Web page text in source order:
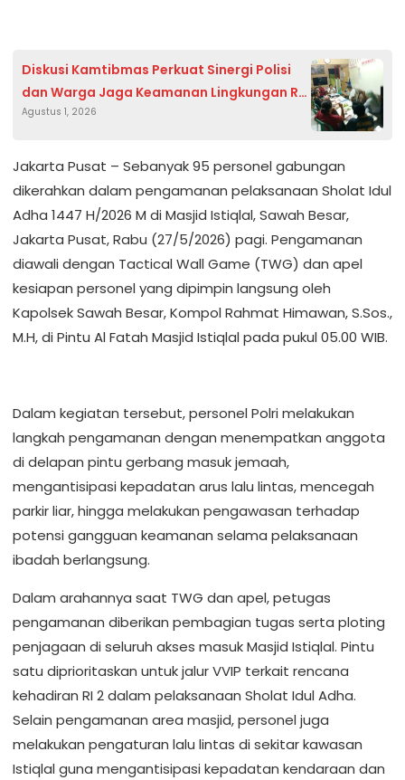
Diskusi Kamtibmas Perkuat Sinergi Polisi
dan Warga Jaga Keamanan Lingkungan RW
008 Kartini
Agustus 1, 2026
Jakarta Pusat – Sebanyak 95 personel gabungan
dikerahkan dalam pengamanan pelaksanaan Sholat Idul
Adha 1447 H/2026 M di Masjid Istiqlal, Sawah Besar,
Jakarta Pusat, Rabu (27/5/2026) pagi. Pengamanan
diawali dengan Tactical Wall Game (TWG) dan apel
kesiapan personel yang dipimpin langsung oleh
Kapolsek Sawah Besar, Kompol Rahmat Himawan, S.Sos.,
M.H, di Pintu Al Fatah Masjid Istiqlal pada pukul 05.00 WIB.
Dalam kegiatan tersebut, personel Polri melakukan
langkah pengamanan dengan menempatkan anggota
di delapan pintu gerbang masuk jemaah,
mengantisipasi kepadatan arus lalu lintas, mencegah
parkir liar, hingga melakukan pengawasan terhadap
potensi gangguan keamanan selama pelaksanaan
ibadah berlangsung.
Dalam arahannya saat TWG dan apel, petugas
pengamanan diberikan pembagian tugas serta ploting
penjagaan di seluruh akses masuk Masjid Istiqlal. Pintu
satu diprioritaskan untuk jalur VVIP terkait rencana
kehadiran RI 2 dalam pelaksanaan Sholat Idul Adha.
Selain pengamanan area masjid, personel juga
melakukan pengaturan lalu lintas di sekitar kawasan
Istiqlal guna mengantisipasi kepadatan kendaraan dan